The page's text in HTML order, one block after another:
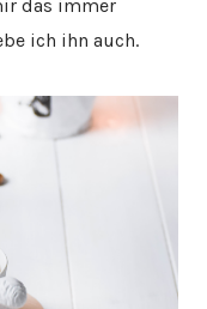
das immer
ich ihn auch.